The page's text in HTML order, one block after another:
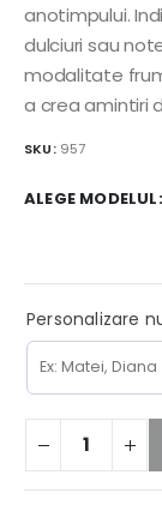
anotimpului.
dulciuri sau
modalitate
a crea amintiri
SKU: 957
ALEGE MODELUL
Personalizare